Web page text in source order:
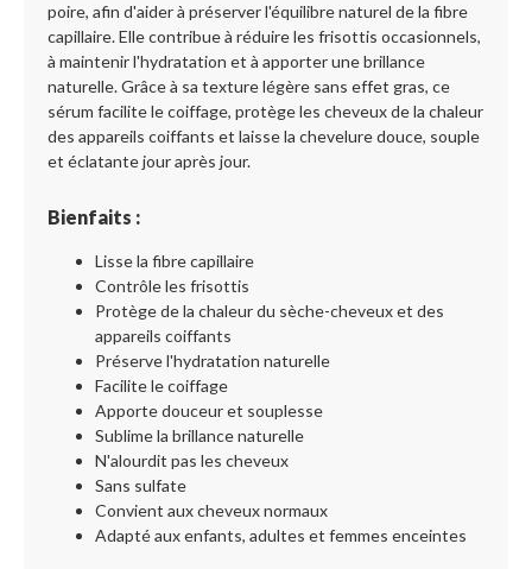
poire, afin d'aider à préserver l'équilibre naturel de la fibre
capillaire. Elle contribue à réduire les frisottis occasionnels,
à maintenir l'hydratation et à apporter une brillance
naturelle. Grâce à sa texture légère sans effet gras, ce
sérum facilite le coiffage, protège les cheveux de la chaleur
des appareils coiffants et laisse la chevelure douce, souple
et éclatante jour après jour.
Bienfaits :
Lisse la fibre capillaire
Contrôle les frisottis
Protège de la chaleur du sèche-cheveux et des
appareils coiffants
Préserve l'hydratation naturelle
Facilite le coiffage
Apporte douceur et souplesse
Sublime la brillance naturelle
N'alourdit pas les cheveux
Sans sulfate
Convient aux cheveux normaux
Adapté aux enfants, adultes et femmes enceintes